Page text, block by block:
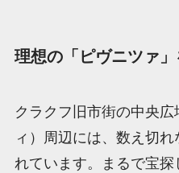
理想の「ピヴニツァ
クラクフ旧市街の中央
ィ）周辺には、数え切
れています。まるで宝